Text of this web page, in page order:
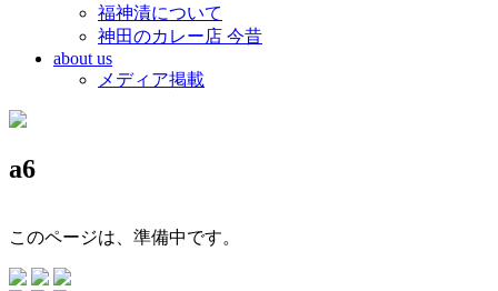
福神漬について
神田のカレー店 今昔
about us
メディア掲載
a6
このページは、準備中です。